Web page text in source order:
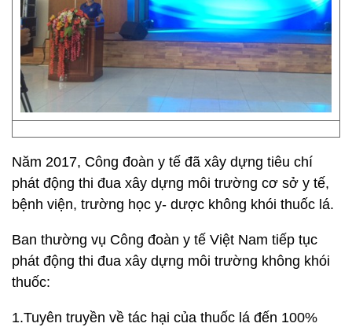
Năm 2017, Công đoàn y tế đã xây dựng tiêu chí
phát động thi đua xây dựng môi trường cơ sở y tế,
bệnh viện, trường học y- dược không khói thuốc lá.
Ban thường vụ Công đoàn y tế Việt Nam tiếp tục
phát động thi đua xây dựng môi trường không khói
thuốc:
1.Tuyên truyền về tác hại của thuốc lá đến 100%